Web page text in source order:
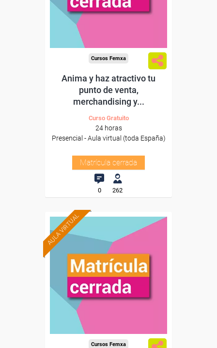
Cursos Femxa
Anima y haz atractivo tu
punto de venta,
merchandising y...
Curso Gratuito
24 horas
Presencial - Aula virtual (toda España)
Matrícula cerrada
0 262
AULA VIRTUAL
Cursos Femxa